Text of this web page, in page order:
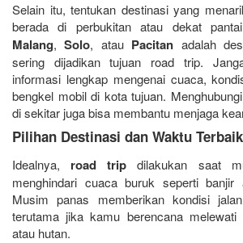
Selain itu, tentukan destinasi yang
berada di perbukitan atau dekat
Malang,Solo, atau Pacitan adalah
sering dijadikan tujuan road trip.
informasi lengkap mengenai cuaca,
bengkel mobil di kota tujuan.
di sekitar juga bisa membantu menjaga
Pilihan Destinasi dan Waktu Terbaik
Idealnya, road trip dilakukan saat
menghindari cuaca buruk seperti banjir
Musim panas memberikan kondisi
terutama jika kamu berencana melewati
atau hutan.